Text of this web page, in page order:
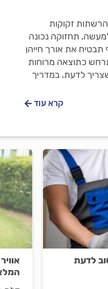
זקוקות
תחזוקה נכונה
את אורך חייהן
כתוצאה מרוחות
לדעת, במדריך
קרא עוד
לדעת